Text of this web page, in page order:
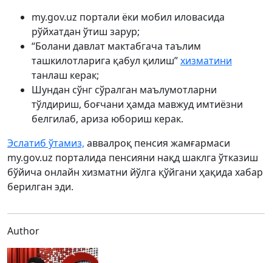
my.gov.uz портали ёки мобил иловасида
рўйхатдан ўтиш зарур;
“Болани давлат мактабгача таълим
ташкилотларига қабул қилиш”хизматини
танлаш керак;
Шундан сўнг сўралган маълумотларни
тўлдириш, боғчани ҳамда мавжуд имтиёзни
белгилаб, ариза юбориш керак.
Эслатиб ўтамиз, аввалроқ пенсия жамғармаси
my.gov.uz порталида пенсияни нақд шаклга ўтказиш
бўйича онлайн хизматни йўлга қўйгани ҳақида хабар
берилган эди.
Author